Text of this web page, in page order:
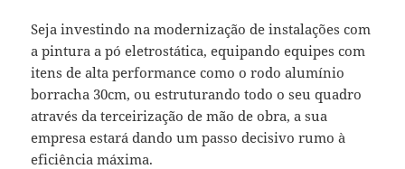
Seja investindo na modernização de instalações com
a pintura a pó eletrostática, equipando equipes com
itens de alta performance como o rodo alumínio
borracha 30cm, ou estruturando todo o seu quadro
através da terceirização de mão de obra, a sua
empresa estará dando um passo decisivo rumo à
eficiência máxima.